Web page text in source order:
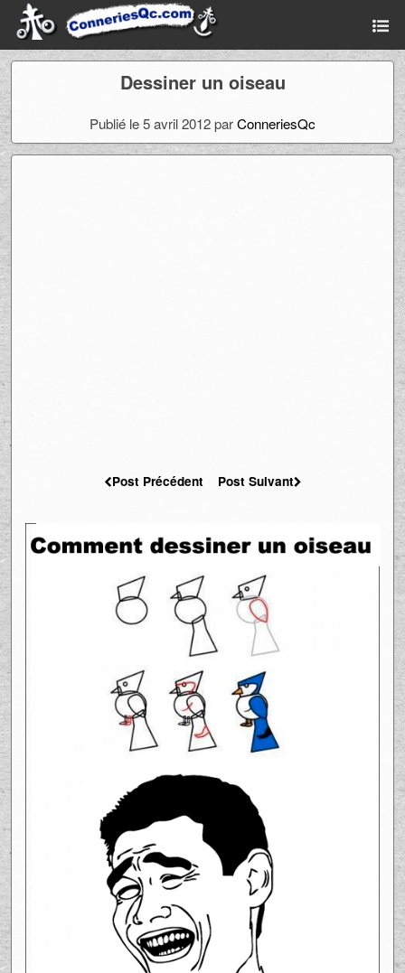
Dessiner un oiseau
Publié le 5 avril 2012 parConneriesQc
Post Précédent Post Suivant